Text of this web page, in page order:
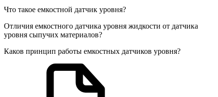
Что такое емкостной датчик уровня?
Отличия емкостного датчика уровня жидкости от датчика
уровня сыпучих материалов?
Каков принцип работы емкостных датчиков уровня?